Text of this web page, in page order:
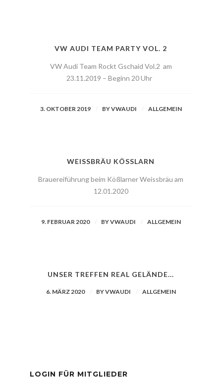
VW AUDI TEAM PARTY VOL. 2
VW Audi Team Rockt Gschaid Vol.2 am
23.11.2019 – Beginn 20 Uhr
3. OKTOBER 2019 BYVWAUDI ALLGEMEIN
WEISSBRÄU KÖSSLARN
Brauereiführung beim Kößlarner Weissbräu am
12.01.2020
9. FEBRUAR 2020 BYVWAUDI ALLGEMEIN
UNSER TREFFEN REAL GELÄNDE...
6. MÄRZ 2020 BYVWAUDI ALLGEMEIN
LOGIN FÜR MITGLIEDER